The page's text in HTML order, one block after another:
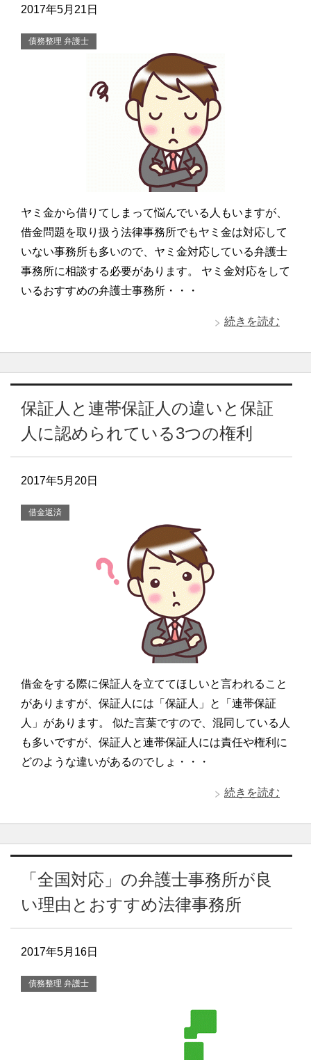
2017年5月21日
債務整理 弁護士
ヤミ金から借りてしまって悩んでいる人もいますが、
借金問題を取り扱う法律事務所でもヤミ金は対応して
いない事務所も多いので、ヤミ金対応している弁護士
事務所に相談する必要があります。 ヤミ金対応をして
いるおすすめの弁護士事務所・・・
続きを読む
保証人と連帯保証人の違いと保証
人に認められている3つの権利
2017年5月20日
借金返済
借金をする際に保証人を立ててほしいと言われること
がありますが、保証人には「保証人」と「連帯保証
人」があります。 似た言葉ですので、混同している人
も多いですが、保証人と連帯保証人には責任や権利に
どのような違いがあるのでしょ・・・
続きを読む
「全国対応」の弁護士事務所が良
い理由とおすすめ法律事務所
2017年5月16日
債務整理 弁護士